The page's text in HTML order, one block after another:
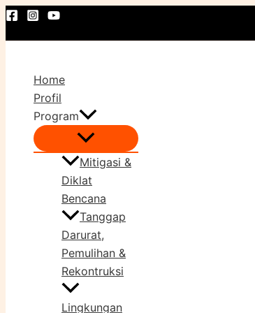
Lewati
konten
Home
Profil
Program
Mitigasi &
Diklat
Bencana
Tanggap
Darurat,
Pemulihan &
Rekontruksi
Lingkungan